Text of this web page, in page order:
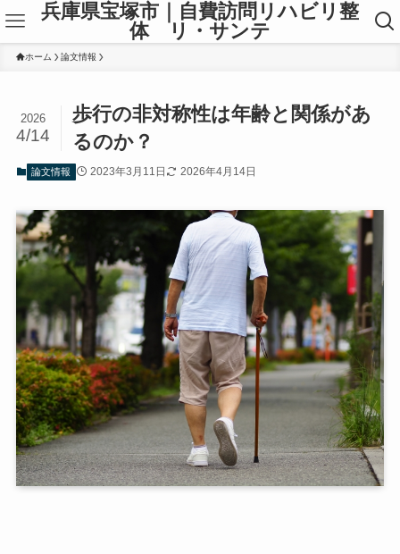
兵庫県宝塚市｜自費訪問リハビリ整
体 リ・サンテ
ホーム 論文情報
歩行の非対称性は年齢と関係があ
るのか？
2026
4/14
論文情報 2023年3月11日 2026年4月14日